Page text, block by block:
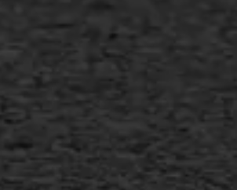
Gietasfalt reparatie
Scheurreparatie